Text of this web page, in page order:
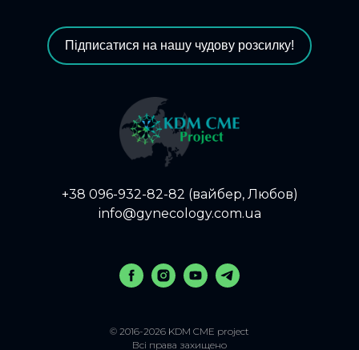
записамиПідписатися на нашу чудову розсилку!
+38 096-932-82-82 (вайбер, Любов)
info@gynecology.com.ua
© 2016-2026 KDM CME project
Всі права захищено